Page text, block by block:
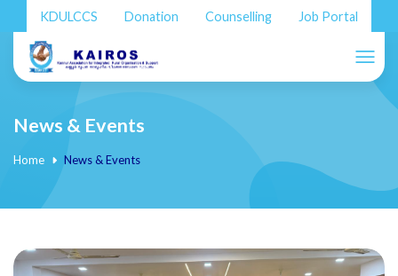
KDULCCS Donation Counselling Job Portal
News & Events
Home News & Events